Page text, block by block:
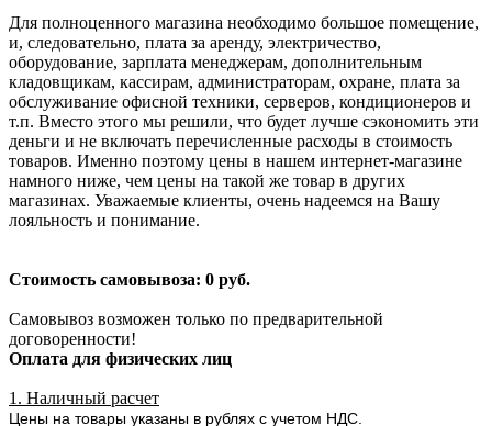
Для полноценного магазина необходимо большое помещение,
и, следовательно, плата за аренду, электричество,
оборудование, зарплата менеджерам, дополнительным
кладовщикам, кассирам, администраторам, охране, плата за
обслуживание офисной техники, серверов, кондиционеров и
т.п. Вместо этого мы решили, что будет лучше сэкономить эти
деньги и не включать перечисленные расходы в стоимость
товаров. Именно поэтому цены в нашем интернет-магазине
намного ниже, чем цены на такой же товар в других
магазинах. Уважаемые клиенты, очень надеемся на Вашу
лояльность и понимание.
Стоимость самовывоза: 0 руб.
Самовывоз возможен только по предварительной
договоренности!
Оплата для физических лиц
1. Наличный расчет
Цены на товары указаны в рублях с учетом НДС.